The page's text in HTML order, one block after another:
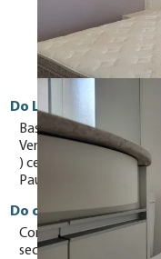
Do Local
Basta uma breve
Vergueiro ou estação
) centro Cultural
Paulista, restaurantes,
Do condomínio
Condomínio que
seca, sala de ginástica